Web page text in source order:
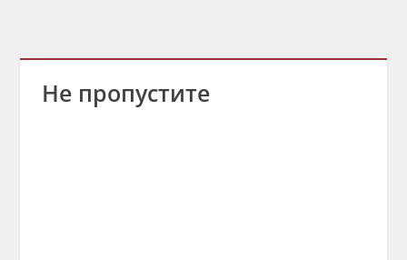
Не пропустите